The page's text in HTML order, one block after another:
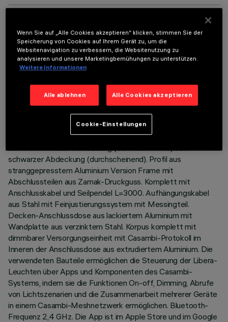
TECHNISCHE DATEN
LETZTES UPDATE: 06.08.2026
BESCHREIBUNG
Beleuchtungskörper mit Lichtausgabe Down (70%) und Up
(30%) mit einfarbigen LED-Lichtquellen 3000K CRI90
Version für Lichtausstrahlung mit kontrollierter Leuchtdichte
UGR< 19- gemäß Norm für den Einsatz in Flächen mit starker
Bildschirmnutzung. Space Opti-Diamond-Optik erhältlich
sowohl mit weißer Abdeckung (durchscheinend) oder
schwarzer Abdeckung (durchscheinend). Profil aus
stranggepresstem Aluminium Version Frame mit
Abschlussteilen aus Zamak-Druckguss. Komplett mit
Anschlusskabel und Seilpendel L=3000. Aufhängungskabel
aus Stahl mit Feinjustierungssystem mit Messingteil.
Decken-Anschlussdose aus lackiertem Aluminium mit
Wandplatte aus verzinktem Stahl. Korpus komplett mit
dimmbarer Versorgungseinheit mit Casambi-Protokoll im
Inneren der Anschlussdose aus extrudiertem Aluminium. Die
verwendeten Bauteile ermöglichen die Steuerung der Libera-
Leuchten über Apps und Komponenten des Casambi-
Systems, indem sie die Funktionen On-off, Dimming, Abrufe
von Lichtszenarien und die Zusammenarbeit mehrerer Geräte
in einem Casambi-Meshnetzwerk ermöglichen. Bluetooth-
Frequenz 2,4 GHz. Die App ist im Apple Store und im Google
Wenn Sie auf „Alle Cookies akzeptieren“ klicken, stimmen Sie der
Speicherung von Cookies auf Ihrem Gerät zu, um die
Websitenavigation zu verbessern, die Websitenutzung zu
analysieren und unsere Marketingbemühungen zu unterstützen.
Weitere Informationen
Alle ablehnen Alle Cookies akzeptieren
Cookie-Einstellungen